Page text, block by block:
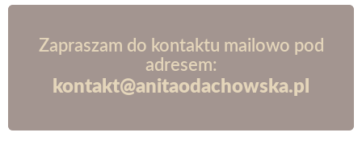
Zapraszam do kontaktu mailowo pod
adresem:
kontakt@anitaodachowska.pl